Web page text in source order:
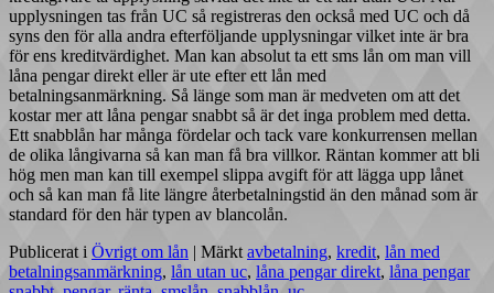
upplysningen tas från UC så registreras den också med UC och då
syns den för alla andra efterföljande upplysningar vilket inte är bra
för ens kreditvärdighet. Man kan absolut ta ett sms lån om man vill
låna pengar direkt eller är ute efter ett lån med
betalningsanmärkning. Så länge som man är medveten om att det
kostar mer att låna pengar snabbt så är det inga problem med detta.
Ett snabblån har många fördelar och tack vare konkurrensen mellan
de olika långivarna så kan man få bra villkor. Räntan kommer att bli
hög men man kan till exempel slippa avgift för att lägga upp lånet
och så kan man få lite längre återbetalningstid än den månad som är
standard för den här typen av blancolån.
Publicerat i Övrigt om lån | Märkt avbetalning, kredit, lån med
betalningsanmärkning, lån utan uc, låna pengar direkt, låna pengar